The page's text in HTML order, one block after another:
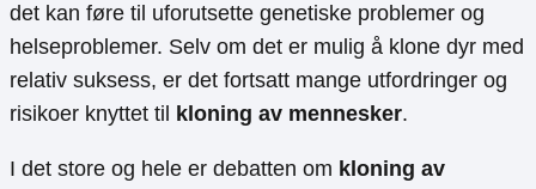
det kan føre til uforutsette genetiske problemer og
helseproblemer. Selv om det er mulig å klone dyr med
relativ suksess, er det fortsatt mange utfordringer og
risikoer knyttet til
kloning av mennesker.
I det store og hele er debatten om kloning av